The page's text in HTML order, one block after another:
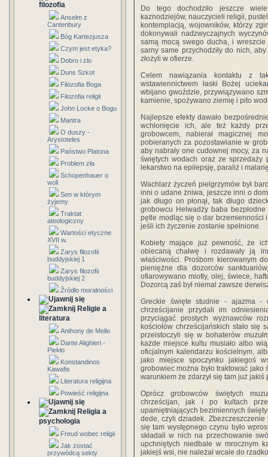
filozofia
Anselm z
Cantenbury
Bóg Kartezjusza
Czym jest etyka?
Dobro i zlo
Duns Szkot
Filozofia Boga
Filozofia religii
John Locke o Bogu
Mantra
O duszy -
Arystoteles
Państwo Platona
Problem zła
Schopenhauer o
woli
Sen w którym
żyjemy
Traktat
ateologiczny
Wartości etyczne
XVII w.
Zarys filozofii
buddyjskiej 1
Zarys filozofii
buddyjskiej 2
Źródło moralności
Religie a
literatura
Anthony de Mello
Dante Alighieri -
Piekło
Konstandinos
Kawafis
Literatura religijna
Powieść religijna
Religia a
psychologia
Freud wobec religii
Jak zostać
przywódcą sekty
Do tego dochodziło jeszcze
kaznodziejów, nauczycieli religii,
kontemplacją, wojowników, którzy
dokonywali nadzwyczajnych
samą mocą swego ducha, i
sarny same przychodziły do nich,
złożyli w ofierze.
Celem nawiązania kontaktu z
wstawiennictwem łaski Bożej
wbijano gwoździe, przywiązywano
kamienie, spożywano ziemię i pito
Najlepsze efekty dawało
wchłonięcie ich, ale też każdy
grobowcem, nabierał magicznej
pobieranych za pozostawianie w
aby nabrały one cudownej mocy, za
świętych wodach oraz ze
lekarstwo na epilepsję, paraliż i
Wachlarz życzeń pielgrzymów był
inni o udane żniwa, jeszcze inni o
jak długo on płonął, tak długo
grobowcu Helwadży baba
pętle modląc się o dar brzemienności
jeśli ich życzenie zostanie spełnione.
Kobiety mające już pewność, że
obiecaną chałwę i rozdawały ją
właściwości. Prośbom kierowanym
pieniężne dla dozorców
ofiarowywano miotły, olej, świece,
Dozorcą zaś był niemal zawsze
Greckie święte studnie - ajazma -
chrześcijanie przydali im
przyciągać prostych wyznawców
kościołów chrześcijańskich stało
przeistoczyli się w bohaterów
każde miejsce kultu musiało albo
oficjalnym kalendarzu kościelnym,
jako miejsce spoczynku jakiegoś
grobowiec można było traktować
warunkiem że zdarzył się tam już
Oprócz grobowców świętych
chrześcijan, jak i po kultach
upamiętniających bezimiennych
dede, czyli dziadek.
się tam występnego czynu było
składali w nich na przechowanie
upchniętych niedbale w mrocznym
jakiejś wsi, nie należał wcale do